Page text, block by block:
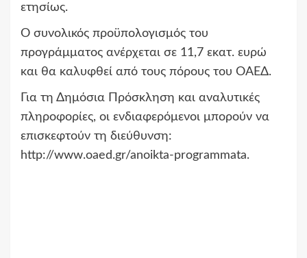
ετησίως.
Ο συνολικός προϋπολογισμός του
προγράμματος ανέρχεται σε 11,7 εκατ. ευρώ
και θα καλυφθεί από τους πόρους του ΟΑΕΔ.
Για τη Δημόσια Πρόσκληση και αναλυτικές
πληροφορίες, οι ενδιαφερόμενοι μπορούν να
επισκεφτούν τη διεύθυνση:
http://www.oaed.gr/anoikta-programmata.